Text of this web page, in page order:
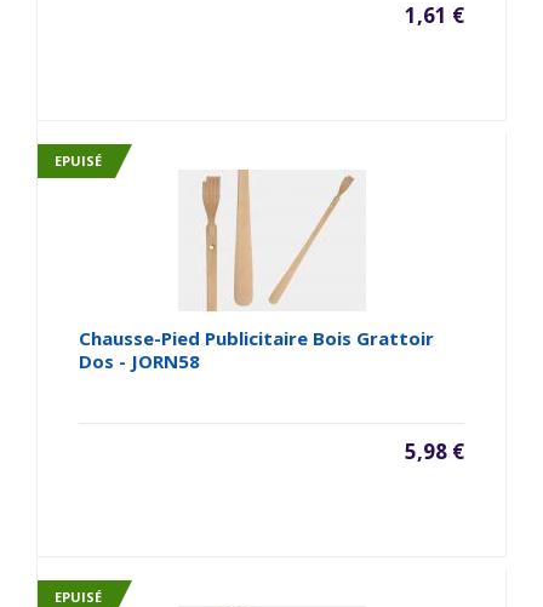
1,61 €
EPUISÉ
Chausse-Pied Publicitaire Bois Grattoir
Dos - JORN58
5,98 €
EPUISÉ